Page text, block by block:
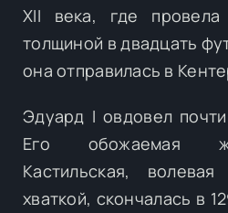
XII века, где
толщиной в двадцать
она отправилась в
Эдуард I овдовел
Его обожаемая
Кастильская,
хваткой, скончалась в